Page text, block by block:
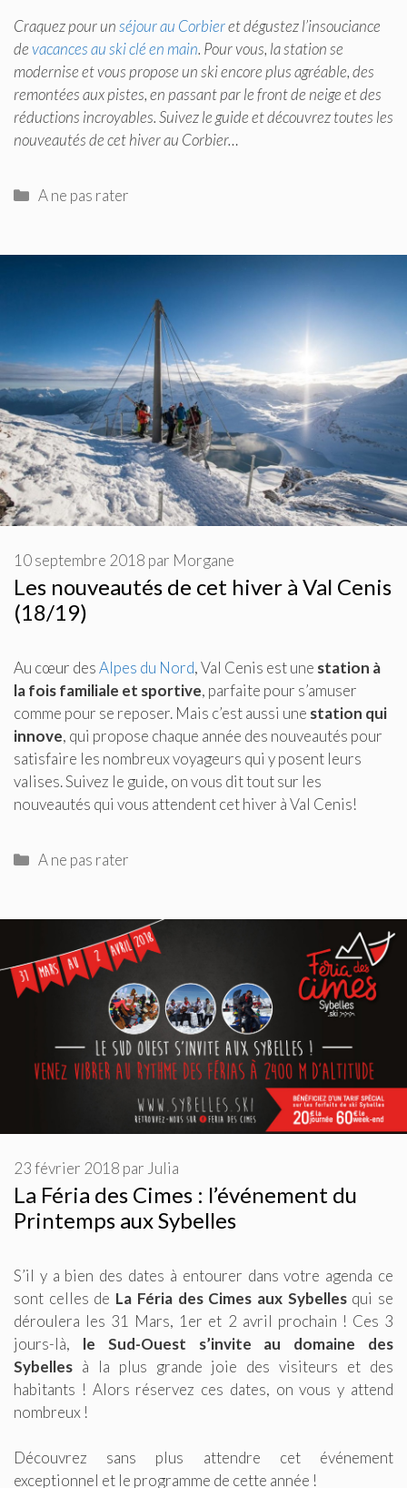
Craquez pour unséjour au Corbieret dégustez l’insouciance
devacances au ski clé en main. Pour vous, la station se
modernise et vous propose un ski encore plus agréable, des
remontées aux pistes, en passant par le front de neige et des
réductions incroyables. Suivez le guide et découvrez toutes les
nouveautés de cet hiver au Corbier…
Catégories
A ne pas rater
Les nouveautés de cet hiver à Val Cenis
(18/19)
10 septembre 2018 par Morgane
Au cœur desAlpes du Nord, Val Cenis est une station à
la fois familiale et sportive, parfaite pour s’amuser
comme pour se reposer. Mais c’est aussi une station qui
innove, qui propose chaque année des nouveautés pour
satisfaire les nombreux voyageurs qui y posent leurs
valises. Suivez le guide, on vous dit tout sur les
nouveautés qui vous attendent cet hiver à Val Cenis!
Catégories
A ne pas rater
La Féria des Cimes : l’événement du
Printemps aux Sybelles
23 février 2018 par Julia
S’il y a bien des dates à entourer dans votre agenda ce
sont celles de La Féria des Cimes aux Sybellesqui se
déroulera les 31 Mars, 1er et 2 avril prochain ! Ces 3
jours-là, le Sud-Ouest s’invite au domaine des
Sybelles à la plus grande joie des visiteurs et des
habitants ! Alors réservez ces dates, on vous y attend
nombreux !
Découvrez sans plus attendre cet événement
exceptionnel et le programme de cette année !